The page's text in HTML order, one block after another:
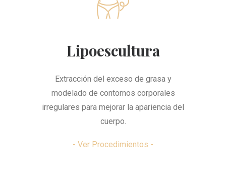
Lipoescultura
Extracción del exceso de grasa y
modelado de contornos corporales
irregulares para mejorar la apariencia del
cuerpo.
- Ver Procedimientos -